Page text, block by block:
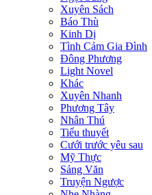
Xuyên Sách
Báo Thù
Kinh Dị
Tình Cảm Gia Đình
Đông Phương
Light Novel
Khác
Xuyên Nhanh
Phương Tây
Nhân Thú
Tiểu thuyết
Cưới trước yêu sau
Mỹ Thực
Sảng Văn
Truyện Ngược